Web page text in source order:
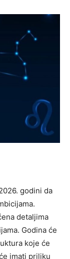
godini da
detaljima
Godina će
koje će
imati priliku